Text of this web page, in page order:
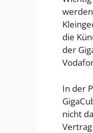
die
der
In der
nicht